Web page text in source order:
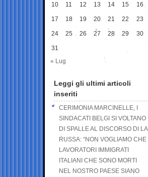
10 11 12 13 14 15 16
17 18 19 20 21 22 23
24 25 26 27 28 29 30
31
« Lug
Leggi gli ultimi articoli
inseriti
CERIMONIA MARCINELLE, I
SINDACATI BELGI SI VOLTANO
DI SPALLE AL DISCORSO DI LA
RUSSA: “NON VOGLIAMO CHE
LAVORATORI IMMIGRATI
ITALIANI CHE SONO MORTI
NEL NOSTRO PAESE SIANO